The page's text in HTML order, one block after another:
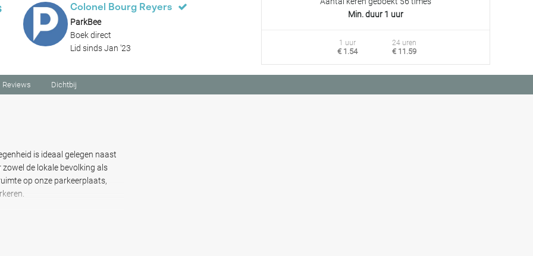
Colonel Bourg Reyers
ParkBee
Boek direct
Lid sinds Jan '23
Min. duur 1 uur
1 uur
€ 1.54
24 uren
€ 11.59
Reviews Dichtbij
is ideaal gelegen naast
de lokale bevolking als
op onze parkeerplaats,
kun je gemakkelijk